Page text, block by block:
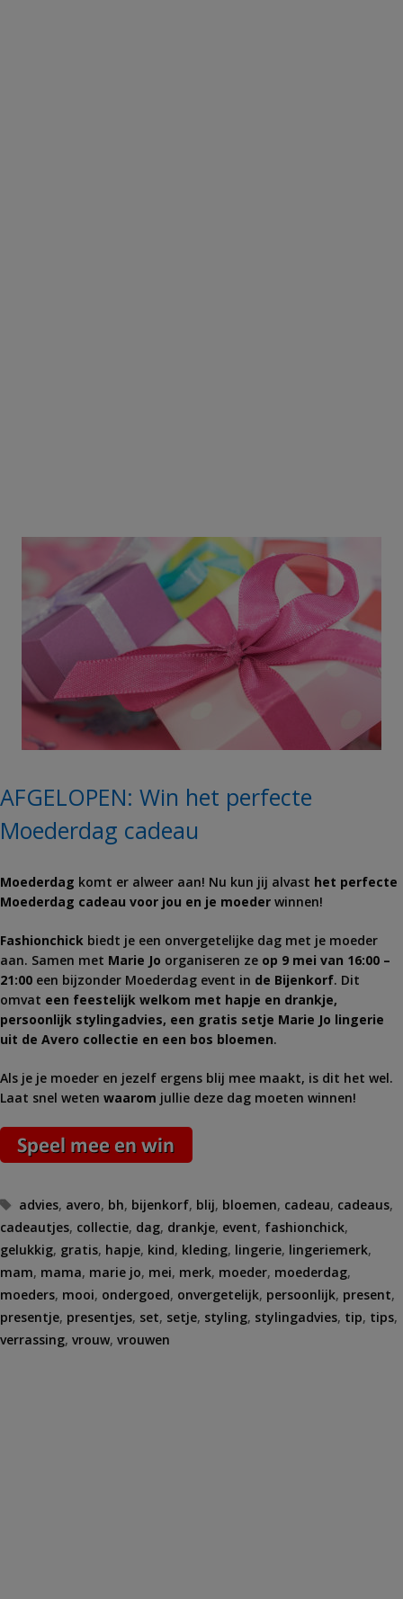
AFGELOPEN: Win het perfecte
Moederdag cadeau
Moederdag komt er alweer aan! Nu kun jij alvast het perfecte
Moederdag cadeau voor jou en je moeder winnen!
Fashionchick biedt je een onvergetelijke dag met je moeder
aan. Samen met Marie Jo organiseren ze op 9 mei van 16:00 –
21:00 een bijzonder Moederdag event in de Bijenkorf. Dit
omvat een feestelijk welkom met hapje en drankje,
persoonlijk stylingadvies, een gratis setje Marie Jo lingerie
uit de Avero collectie en een bos bloemen.
Als je je moeder en jezelf ergens blij mee maakt, is dit het wel.
Laat snel weten waarom jullie deze dag moeten winnen!
Tags
advies, avero, bh, bijenkorf, blij, bloemen, cadeau, cadeaus,
cadeautjes, collectie, dag, drankje, event, fashionchick,
gelukkig, gratis, hapje, kind, kleding, lingerie, lingeriemerk,
mam, mama, marie jo, mei, merk, moeder, moederdag,
moeders, mooi, ondergoed, onvergetelijk, persoonlijk, present,
presentje, presentjes, set, setje, styling, stylingadvies, tip, tips,
verrassing, vrouw, vrouwen